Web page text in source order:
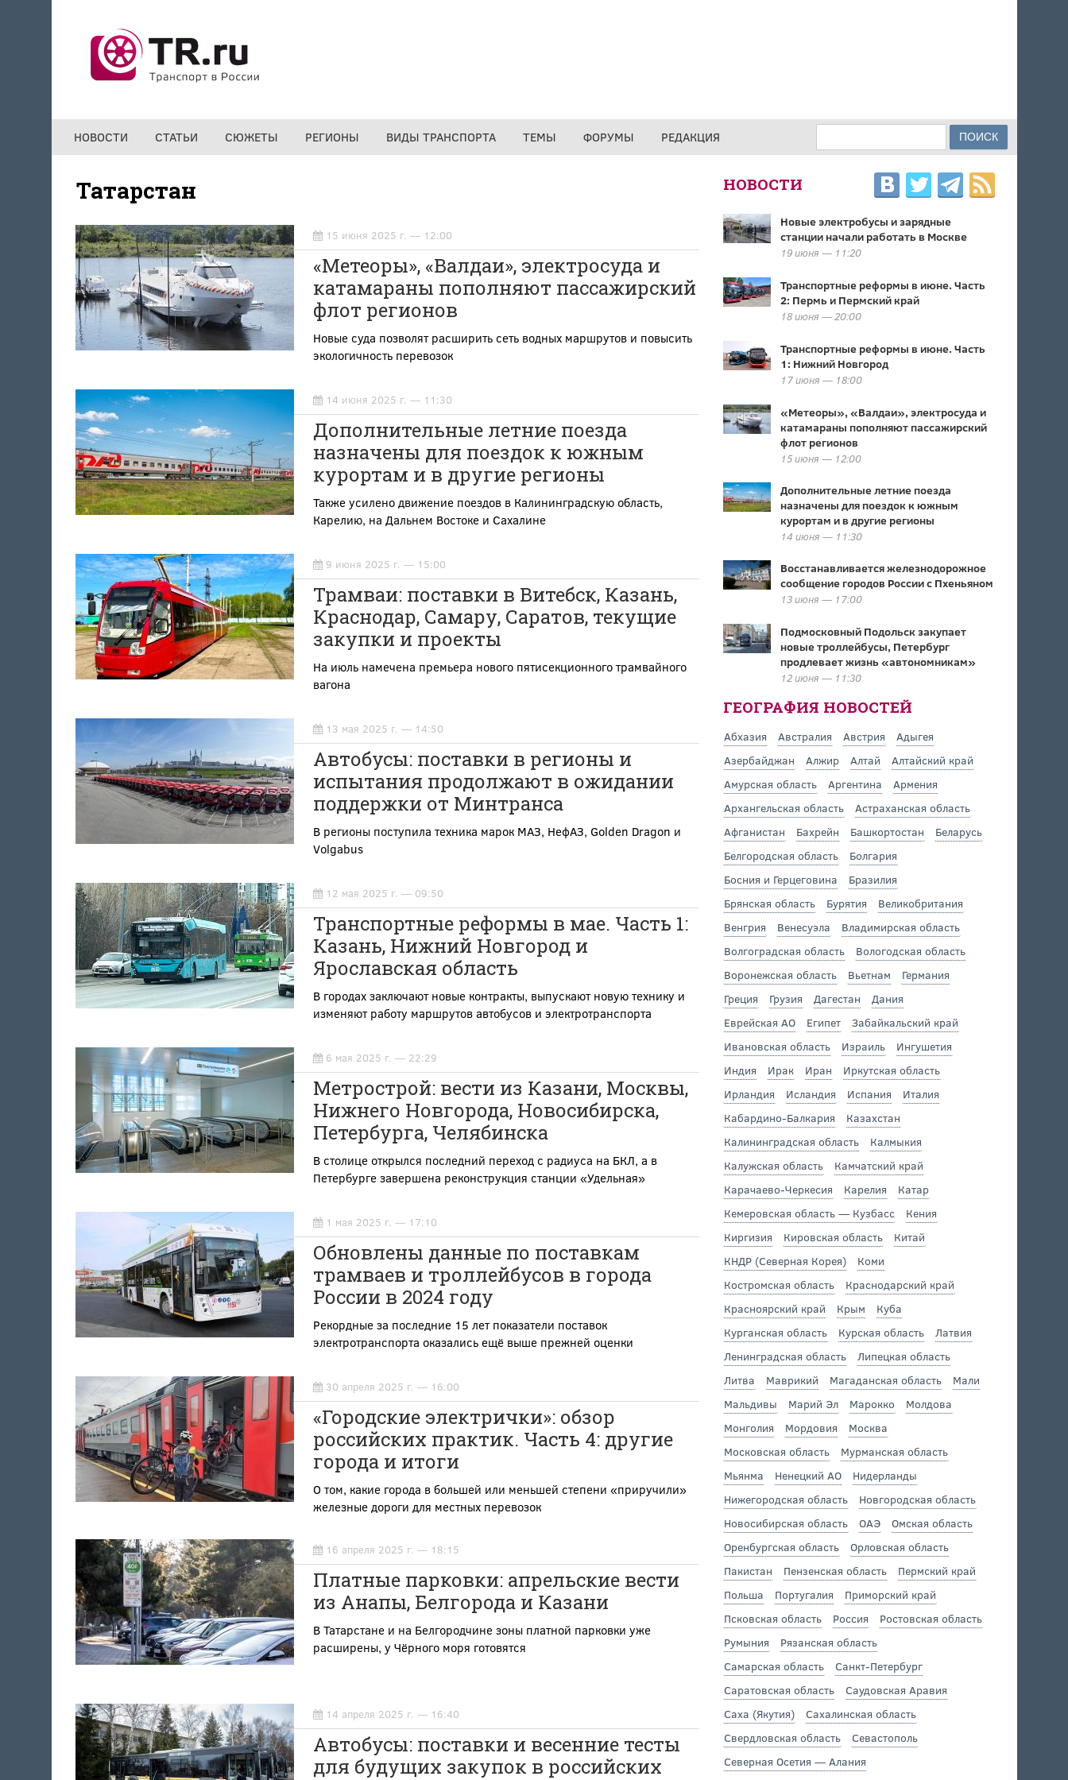
НОВОСТИ СТАТЬИ СЮЖЕТЫ РЕГИОНЫ ВИДЫ ТРАНСПОРТА ТЕМЫ ФОРУМЫ РЕДАКЦИЯ ФОРМА ПОИСКА
Татарстан
15 июня 2025 г. — 12:00
«Метеоры», «Валдаи», электросуда и
катамараны пополняют пассажирский
флот регионов
Новые суда позволят расширить сеть водных маршрутов и повысить
экологичность перевозок
14 июня 2025 г. — 11:30
Дополнительные летние поезда
назначены для поездок к южным
курортам и в другие регионы
Также усилено движение поездов в Калининградскую область,
Карелию, на Дальнем Востоке и Сахалине
9 июня 2025 г. — 15:00
Трамваи: поставки в Витебск, Казань,
Краснодар, Самару, Саратов, текущие
закупки и проекты
На июль намечена премьера нового пятисекционного трамвайного
вагона
13 мая 2025 г. — 14:50
Автобусы: поставки в регионы и
испытания продолжают в ожидании
поддержки от Минтранса
В регионы поступила техника марок МАЗ, НефАЗ, Golden Dragon и
Volgabus
12 мая 2025 г. — 09:50
Транспортные реформы в мае. Часть 1:
Казань, Нижний Новгород и
Ярославская область
В городах заключают новые контракты, выпускают новую технику и
изменяют работу маршрутов автобусов и электротранспорта
6 мая 2025 г. — 22:29
Метрострой: вести из Казани, Москвы,
Нижнего Новгорода, Новосибирска,
Петербурга, Челябинска
В столице открылся последний переход с радиуса на БКЛ, а в
Петербурге завершена реконструкция станции «Удельная»
1 мая 2025 г. — 17:10
Обновлены данные по поставкам
трамваев и троллейбусов в города
России в 2024 году
Рекордные за последние 15 лет показатели поставок
электротранспорта оказались ещё выше прежней оценки
30 апреля 2025 г. — 16:00
«Городские электрички»: обзор
российских практик. Часть 4: другие
города и итоги
О том, какие города в большей или меньшей степени «приручили»
железные дороги для местных перевозок
16 апреля 2025 г. — 18:15
Платные парковки: апрельские вести
из Анапы, Белгорода и Казани
В Татарстане и на Белгородчине зоны платной парковки уже
расширены, у Чёрного моря готовятся
14 апреля 2025 г. — 16:40
Автобусы: поставки и весенние тесты
для будущих закупок в российских
НОВОСТИ
Новые электробусы и зарядные
станции начали работать в Москве
19 июня — 11:20
Транспортные реформы в июне. Часть
2: Пермь и Пермский край
18 июня — 20:00
Транспортные реформы в июне. Часть
1: Нижний Новгород
17 июня — 18:00
«Метеоры», «Валдаи», электросуда и
катамараны пополняют пассажирский
флот регионов
15 июня — 12:00
Дополнительные летние поезда
назначены для поездок к южным
курортам и в другие регионы
14 июня — 11:30
Восстанавливается железнодорожное
сообщение городов России с Пхеньяном
13 июня — 17:00
Подмосковный Подольск закупает
новые троллейбусы, Петербург
продлевает жизнь «автономникам»
12 июня — 11:30
ГЕОГРАФИЯ НОВОСТЕЙ
Абхазия Австралия Австрия
Адыгея
Азербайджан
Алжир Алтай
Алтайский край
Амурская область
Аргентина
Армения
Архангельская область
Астраханская область
Афганистан
Бахрейн Башкортостан
Беларусь
Белгородская область
Болгария
Босния и Герцеговина
Бразилия
Брянская область
Бурятия
Великобритания
Венгрия
Венесуэла
Владимирская область
Волгоградская область
Вологодская область
Воронежская область
Вьетнам
Германия
Греция
Грузия Дагестан
Дания
Еврейская АО
Египет
Забайкальский край
Ивановская область
Израиль
Ингушетия
Индия
Ирак Иран
Иркутская область
Ирландия
Исландия Испания
Италия
Кабардино-Балкария
Казахстан
Калининградская область
Калмыкия
Калужская область
Камчатский край
Карачаево-Черкесия
Карелия
Катар
Кемеровская область — Кузбасс
Кения
Киргизия
Кировская область
Китай
КНДР (Северная Корея)
Коми
Костромская область
Краснодарский край
Красноярский край
Крым
Куба
Курганская область
Курская область
Латвия
Ленинградская область
Липецкая область
Литва
Маврикий Магаданская область
Мали
Мальдивы
Марий Эл Марокко
Молдова
Монголия
Мордовия
Москва
Московская область
Мурманская область
Мьянма
Ненецкий АО
Нидерланды
Нижегородская область
Новгородская область
Новосибирская область
ОАЭ
Омская область
Оренбургская область
Орловская область
Пакистан
Пензенская область
Пермский край
Польша
Португалия
Приморский край
Псковская область
Россия
Ростовская область
Румыния
Рязанская область
Самарская область
Санкт-Петербург
Саратовская область
Саудовская Аравия
Саха (Якутия)
Сахалинская область
Свердловская область
Севастополь
Северная Осетия — Алания